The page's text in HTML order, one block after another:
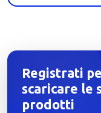
Registrati
scaricare le
prodotti